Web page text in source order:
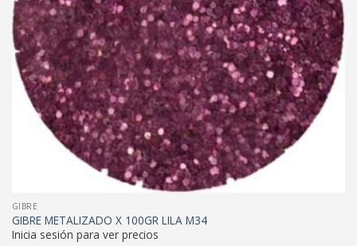
GIBRE
GIBRE METALIZADO X 100GR LILA M34
Inicia sesión para ver precios